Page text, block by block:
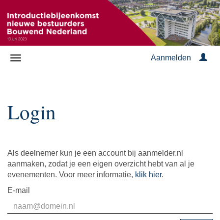
Aanmelden
Login
Als deelnemer kun je een account bij aanmelder.nl
aanmaken, zodat je een eigen overzicht hebt van al je
evenementen. Voor meer informatie, klik hier.
E-mail